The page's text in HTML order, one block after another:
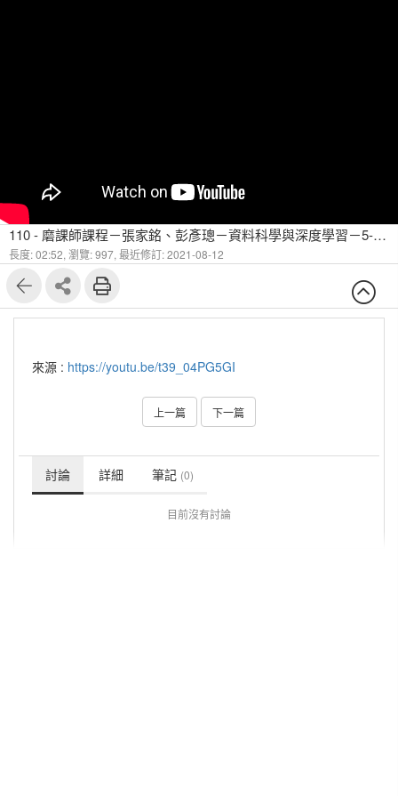
110 - 磨課師課程－張家銘、彭彥璁－資料科學與深度學習－5-2 Fully Connected Layer 全連接層
長度: 02:52, 瀏覽: 997, 最近修訂: 2021-08-12
來源 : https://youtu.be/t39_04PG5GI
上一篇 下一篇
討論 詳細 筆記 (0)
目前沒有討論